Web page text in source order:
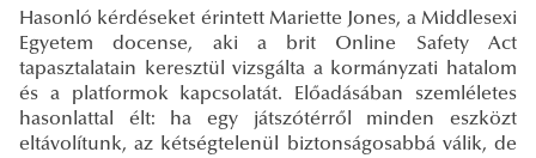
Hasonló kérdéseket érintett Mariette Jones, a Middlesexi
Egyetem docense, aki a brit Online Safety Act
tapasztalatain keresztül vizsgálta a kormányzati hatalom
és a platformok kapcsolatát. Előadásában szemléletes
hasonlattal élt: ha egy játszótérről minden eszközt
eltávolítunk, az kétségtelenül biztonságosabbá válik, de